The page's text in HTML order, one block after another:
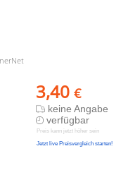
3,40 €
keine Angabe
verfügbar
Preis kann jetzt höher sein
Jetzt live Preisvergleich starten!